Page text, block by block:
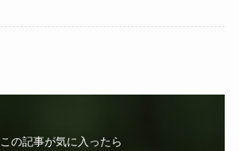
この記事が気に入ったら